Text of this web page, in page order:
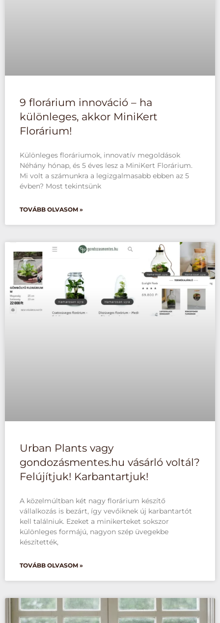
9 florárium innováció – ha
különleges, akkor MiniKert
Florárium!
Különleges floráriumok, innovatív megoldások
Néhány hónap, és 5 éves lesz a MiniKert Florárium.
Mi volt a számunkra a legizgalmasabb ebben az 5
évben? Most tekintsünk
TOVÁBB OLVASOM »
Urban Plants vagy
gondozásmentes.hu vásárló voltál?
Felújítjuk! Karbantartjuk!
A közelmúltban két nagy florárium készítő
vállalkozás is bezárt, így vevőiknek új karbantartót
kell találniuk. Ezeket a minikerteket sokszor
különleges formájú, nagyon szép üvegekbe
készítették,
TOVÁBB OLVASOM »